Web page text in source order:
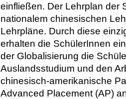
einfließen. Der Lehrplan der
nationalem chinesischen
Lehrpläne. Durch diese
erhalten die SchülerInnen
der Globalisierung die
Auslandsstudium und den
chinesisch-amerikanische
Advanced Placement (AP)